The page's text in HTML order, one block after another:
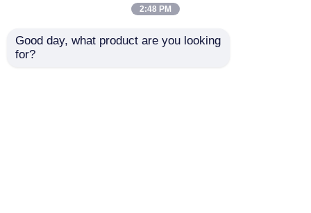
2:48 PM
Good day, what product are you looking
for?